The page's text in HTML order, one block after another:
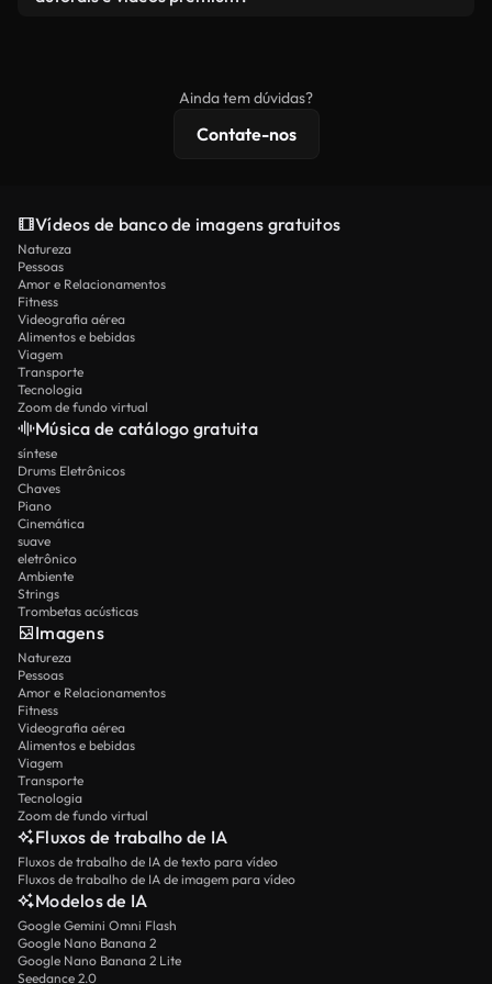
licenciamento estendidas.
Ainda tem dúvidas?
Contate-nos
Vídeos de banco de imagens gratuitos
Natureza
Pessoas
Amor e Relacionamentos
Fitness
Videografia aérea
Alimentos e bebidas
Viagem
Transporte
Tecnologia
Zoom de fundo virtual
Música de catálogo gratuita
síntese
Drums Eletrônicos
Chaves
Piano
Cinemática
suave
eletrônico
Ambiente
Strings
Trombetas acústicas
Imagens
Natureza
Pessoas
Amor e Relacionamentos
Fitness
Videografia aérea
Alimentos e bebidas
Viagem
Transporte
Tecnologia
Zoom de fundo virtual
Fluxos de trabalho de IA
Fluxos de trabalho de IA de texto para vídeo
Fluxos de trabalho de IA de imagem para vídeo
Modelos de IA
Google Gemini Omni Flash
Google Nano Banana 2
Google Nano Banana 2 Lite
Seedance 2.0